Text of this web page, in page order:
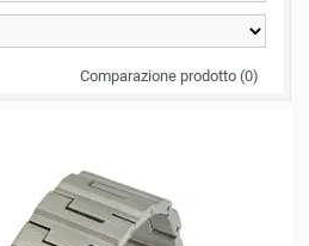
Comparazione prodotto (0)